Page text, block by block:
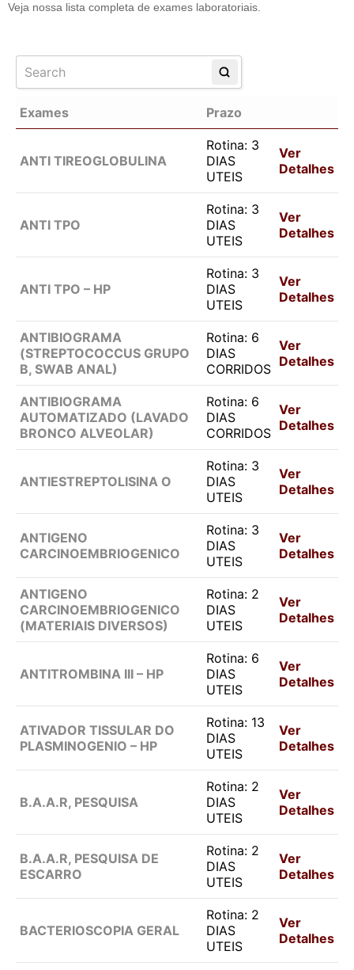
Veja nossa lista completa de exames laboratoriais.
Exames Prazo
ANTI TIREOGLOBULINA
Rotina: 3
DIAS
UTEIS
Ver
Detalhes
ANTI TPO
Rotina: 3
DIAS
UTEIS
Ver
Detalhes
ANTI TPO – HP
Rotina: 3
DIAS
UTEIS
Ver
Detalhes
ANTIBIOGRAMA
(STREPTOCOCCUS GRUPO
B, SWAB ANAL)
Rotina: 6
DIAS
CORRIDOS
Ver
Detalhes
ANTIBIOGRAMA
AUTOMATIZADO (LAVADO
BRONCO ALVEOLAR)
Rotina: 6
DIAS
CORRIDOS
Ver
Detalhes
ANTIESTREPTOLISINA O
Rotina: 3
DIAS
UTEIS
Ver
Detalhes
ANTIGENO
CARCINOEMBRIOGENICO
Rotina: 3
DIAS
UTEIS
Ver
Detalhes
ANTIGENO
CARCINOEMBRIOGENICO
(MATERIAIS DIVERSOS)
Rotina: 2
DIAS
UTEIS
Ver
Detalhes
ANTITROMBINA III – HP
Rotina: 6
DIAS
UTEIS
Ver
Detalhes
ATIVADOR TISSULAR DO
PLASMINOGENIO – HP
Rotina: 13
DIAS
UTEIS
Ver
Detalhes
B.A.A.R, PESQUISA
Rotina: 2
DIAS
UTEIS
Ver
Detalhes
B.A.A.R, PESQUISA DE
ESCARRO
Rotina: 2
DIAS
UTEIS
Ver
Detalhes
BACTERIOSCOPIA GERAL
Rotina: 2
DIAS
UTEIS
Ver
Detalhes